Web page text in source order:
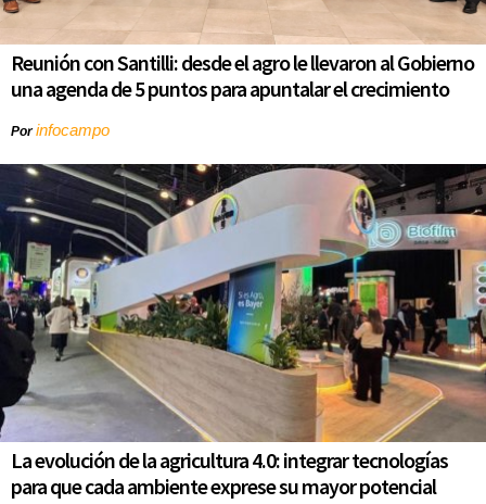
Reunión con Santilli: desde el agro le llevaron al Gobierno
una agenda de 5 puntos para apuntalar el crecimiento
Porinfocampo
La evolución de la agricultura 4.0: integrar tecnologías
para que cada ambiente exprese su mayor potencial